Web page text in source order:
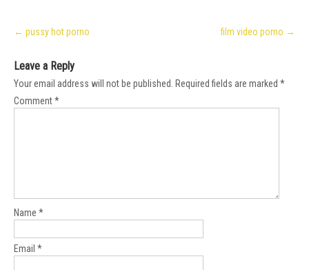
navigation
← pussy hot porno film video porno →
Leave a Reply
Your email address will not be published. Required fields are marked *
Comment*
Name *
Email *